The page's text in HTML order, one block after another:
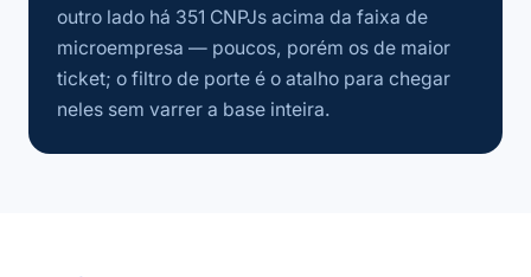
outro lado há 351 CNPJs acima da faixa de
microempresa — poucos, porém os de maior
ticket; o filtro de porte é o atalho para chegar
neles sem varrer a base inteira.